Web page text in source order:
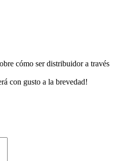
cómo ser distribuidor a través
con gusto a la brevedad!